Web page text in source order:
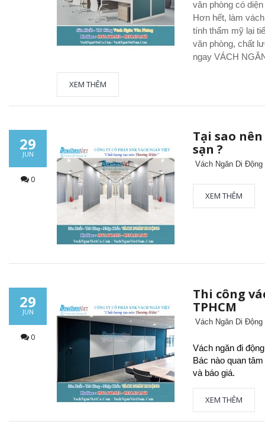
văn phòng có
Hơn hết, làm
tính thẩm mỹ lại
văn phòng, chất
ngay VÁCH
XEM THÊM
29
JUN
0
Tại sao
sạn ?
Vách Ngăn Di Động
XEM THÊM
29
JUN
0
Thi công
TPHCM
Vách Ngăn Di Động
Vách ngăn đi
Bác nào quan
và báo giá.
XEM THÊM